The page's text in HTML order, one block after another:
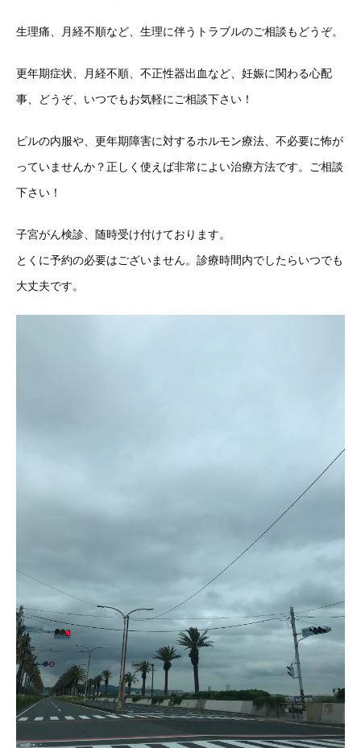
生理痛、月経不順など、生理に伴うトラブルのご相談もどうぞ。
更年期症状、月経不順、不正性器出血など、妊娠に関わる心配
事、どうぞ、いつでもお気軽にご相談下さい！
ピルの内服や、更年期障害に対するホルモン療法、不必要に怖が
っていませんか？正しく使えば非常によい治療方法です。ご相談
下さい！
子宮がん検診、随時受け付けております。
とくに予約の必要はございません。診療時間内でしたらいつでも
大丈夫です。